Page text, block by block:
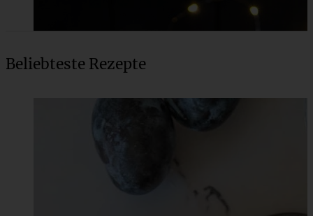
Beliebteste Rezepte